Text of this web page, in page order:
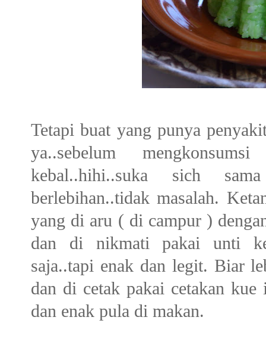
Tetapi buat yang punya
ya..sebelum
kebal..hihi..suka sich
berlebihan..tidak masalah.
yang di aru ( di campur )
dan di nikmati pakai unti
saja..tapi enak dan legit. Biar
dan di cetak pakai cetakan
dan enak pula di makan.